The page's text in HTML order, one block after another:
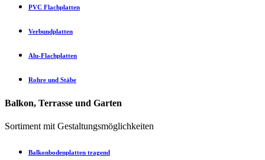
PVC Flachplatten
Verbundplatten
Alu-Flachplatten
Rohre und Stäbe
Balkon, Terrasse und Garten
Sortiment mit Gestaltungsmöglichkeiten
Balkonbodenplatten tragend